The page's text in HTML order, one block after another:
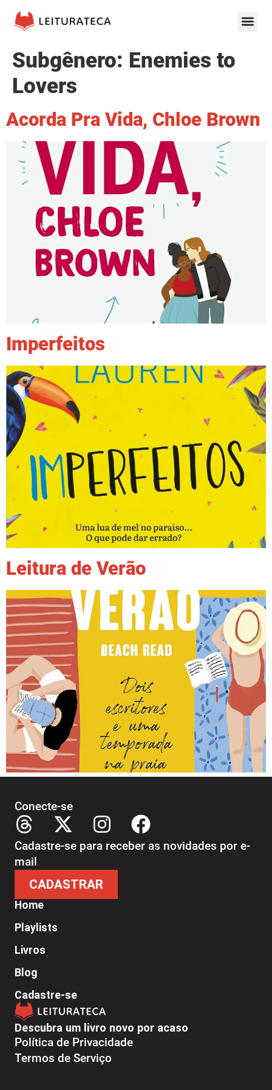
Subgênero: Enemies to
Lovers
Acorda Pra Vida, Chloe Brown
Imperfeitos
Leitura de Verão
Descubra um livro novo por acaso
Política de Privacidade
Termos de Serviço
Home
Playlists
Livros
Blog
Cadastre-se
Conecte-se
Cadastre-se para receber as novidades por e-
mail
CADASTRAR